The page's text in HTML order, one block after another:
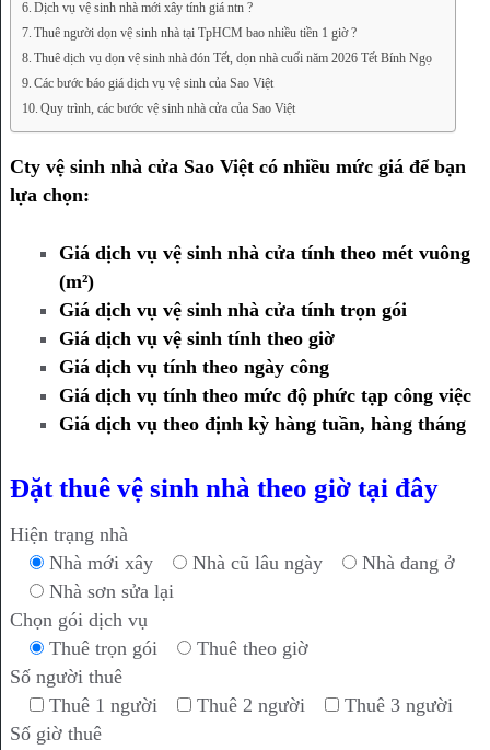
Dịch vụ vệ sinh nhà mới xây tính giá ntn ?
Thuê người dọn vệ sinh nhà tại TpHCM bao nhiều tiền 1 giờ ?
Thuê dịch vụ dọn vệ sinh nhà đón Tết, dọn nhà cuối năm 2026 Tết Bính Ngọ
Các bước báo giá dịch vụ vệ sinh của Sao Việt
Quy trình, các bước vệ sinh nhà cửa của Sao Việt
Cty vệ sinh nhà cửa Sao Việt có nhiều mức giá để bạn
lựa chọn:
Giá dịch vụ vệ sinh nhà cửa tính theo mét vuông
(m²)
Giá dịch vụ vệ sinh nhà cửa tính trọn gói
Giá dịch vụ vệ sinh tính theo giờ
Giá dịch vụ tính theo ngày công
Giá dịch vụ tính theo mức độ phức tạp công việc
Giá dịch vụ theo định kỳ hàng tuần, hàng tháng
Đặt thuê vệ sinh nhà theo giờ tại đây
Hiện trạng nhà
Nhà mới xây
Nhà cũ lâu ngày
Nhà đang ở
Nhà sơn sửa lại
Chọn gói dịch vụ
Thuê trọn gói
Thuê theo giờ
Số người thuê
Thuê 1 người
Thuê 2 người
Thuê 3 người
Số giờ thuê